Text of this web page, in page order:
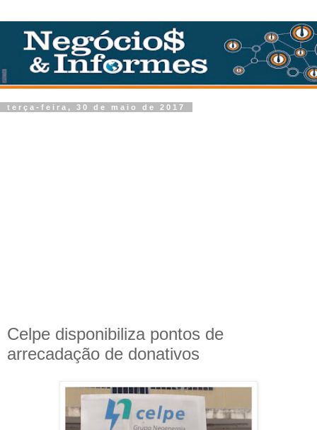
terça-feira, 30 de maio de 2017
Celpe disponibiliza pontos de
arrecadação de donativos